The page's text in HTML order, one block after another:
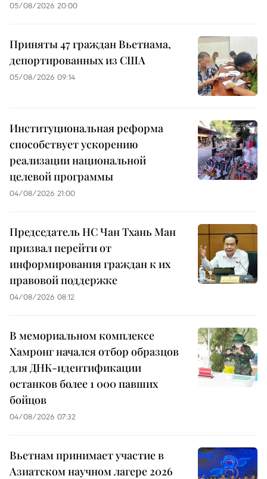
05/08/2026 20:00
Приняты 47 граждан Вьетнама,
депортированных из США
05/08/2026 09:14
Институциональная реформа
способствует ускорению
реализации национальной
целевой программы
04/08/2026 21:00
Председатель НС Чан Тхань Ман
призвал перейти от
информирования граждан к их
правовой поддержке
04/08/2026 08:12
В мемориальном комплексе
Хамронг начался отбор образцов
для ДНК-идентификации
останков более 1 000 павших
бойцов
04/08/2026 07:32
Вьетнам принимает участие в
Азиатском научном лагере 2026